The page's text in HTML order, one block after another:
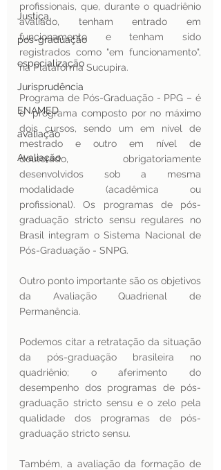
Justiça
pos-graduação
especialização
Jurisprudência
ENAMED
avaliação
Avaliação
profissionais, que, durante o quadriênio
avaliado, tenham entrado em
funcionamento e tenham sido
registrados como "em funcionamento",
na Plataforma Sucupira.
Programa de Pós-Graduação - PPG – é
o  programa composto por no máximo
dois cursos, sendo um em nível de
mestrado e outro em nível de
doutorado, obrigatoriamente
desenvolvidos sob a mesma
modalidade (acadêmica ou
profissional). Os programas de pós-
graduação stricto sensu regulares no
Brasil integram o Sistema Nacional de
Pós-Graduação - SNPG.
Outro ponto importante são os objetivos
da Avaliação Quadrienal de
Permanência.
Podemos citar a retratação da situação
da pós-graduação brasileira no
quadriênio; o aferimento do
desempenho dos programas de pós-
graduação stricto sensu e o zelo pela
qualidade dos programas de pós-
graduação stricto sensu.
Também, a avaliação da formação de